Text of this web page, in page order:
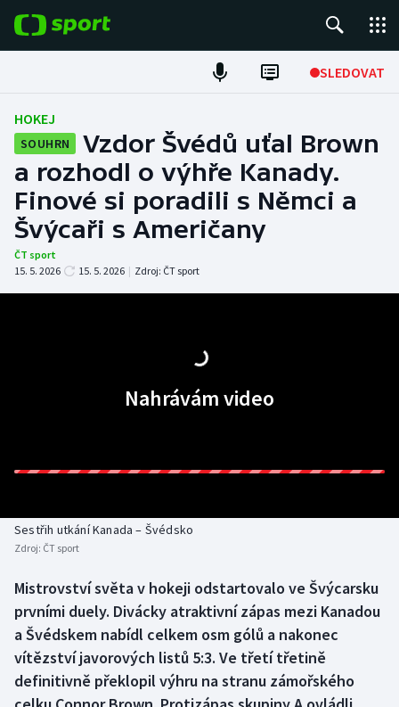
SLEDOVAT
Fotbal
Hokej
Tenis
Atletika
Boby a skeleton
Box
Curling
Dostihy
AZ kvíz
HOKEJ
SOUHRN
Vzdor Švédů uťal Brown
a rozhodl o výhře Kanady.
Finové si poradili s Němci a
Švýcaři s Američany
ČT sport
15. 5. 2026
15. 5. 2026 | Zdroj: ČT sport
Nahrávám video
Sestřih utkání Kanada – Švédsko
Zdroj: ČT sport
Mistrovství světa v hokeji odstartovalo ve Švýcarsku
prvními duely. Divácky atraktivní zápas mezi Kanadou
a Švédskem nabídl celkem osm gólů a nakonec
vítězství javorových listů 5:3. Ve třetí třetině
definitivně překlopil výhru na stranu zámořského